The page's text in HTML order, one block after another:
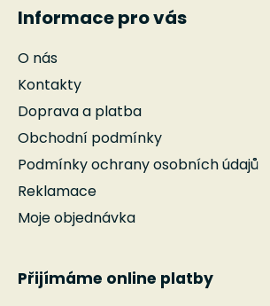
Informace pro vás
O nás
Kontakty
Doprava a platba
Obchodní podmínky
Podmínky ochrany osobních údajů
Reklamace
Moje objednávka
Přijímáme online platby